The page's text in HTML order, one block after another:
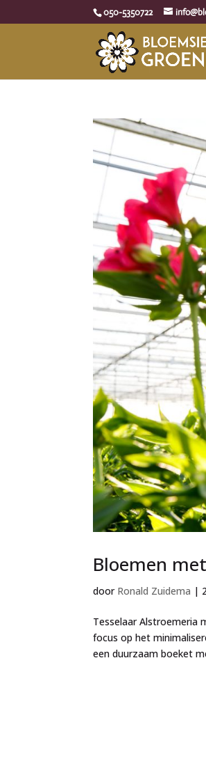
050-5350722
Bloemen
door Ronald Zuidema |
Tesselaar Alstroemeria
focus op het
een duurzaam boeket